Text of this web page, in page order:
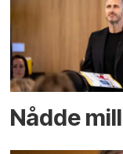
Nådde